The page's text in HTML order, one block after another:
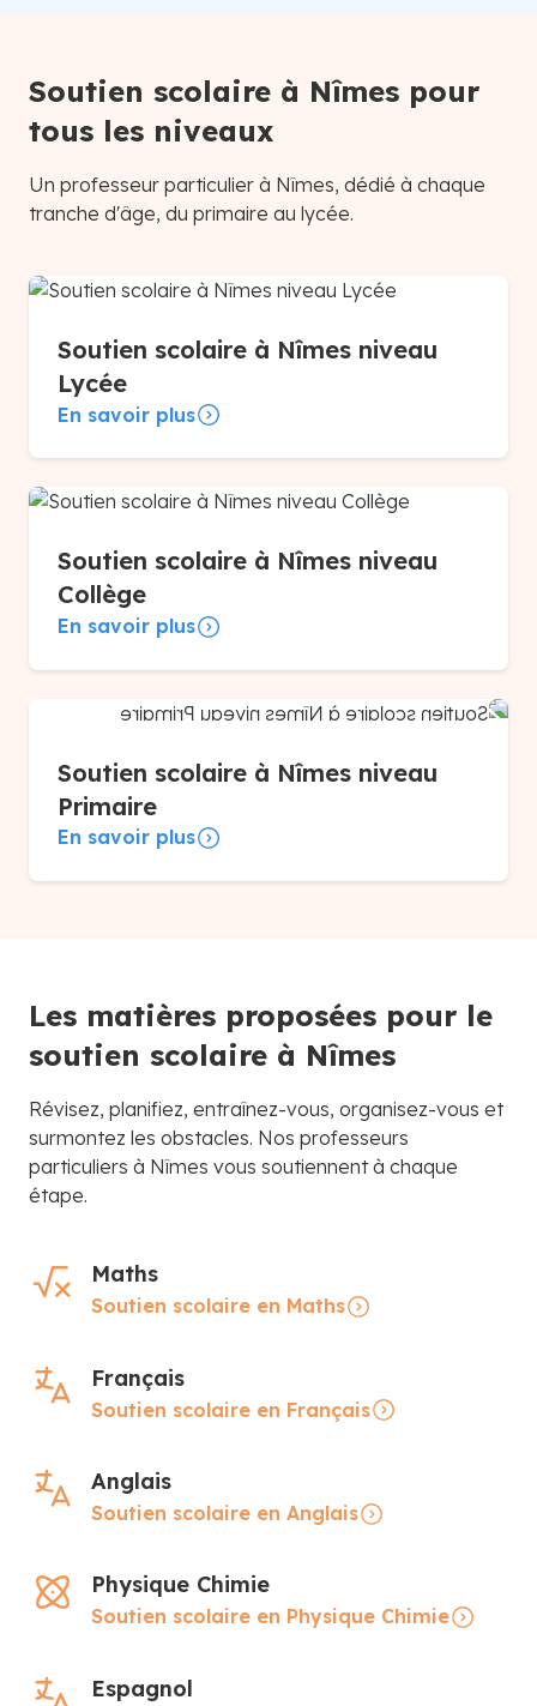
Soutien scolaire à Nîmes pour
tous les niveaux
Un professeur particulier à Nîmes, dédié à chaque
tranche d'âge, du primaire au lycée.
Soutien scolaire à Nîmes niveau
Lycée
En savoir plus
Soutien scolaire à Nîmes niveau
Collège
En savoir plus
Soutien scolaire à Nîmes niveau
Primaire
En savoir plus
Les matières proposées pour le
soutien scolaire à Nîmes
Révisez, planifiez, entraînez-vous, organisez-vous et
surmontez les obstacles. Nos professeurs
particuliers à Nîmes vous soutiennent à chaque
étape.
Maths
Soutien scolaire en Maths
Français
Soutien scolaire en Français
Anglais
Soutien scolaire en Anglais
Physique Chimie
Soutien scolaire en Physique Chimie
Espagnol